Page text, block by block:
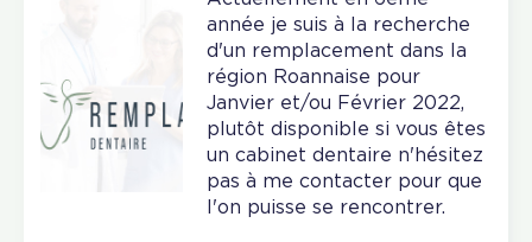
année je suis à la recherche
d'un remplacement dans la
région Roannaise pour
Janvier et/ou Février 2022,
plutôt disponible si vous êtes
un cabinet dentaire n'hésitez
pas à me contacter pour que
l'on puisse se rencontrer.